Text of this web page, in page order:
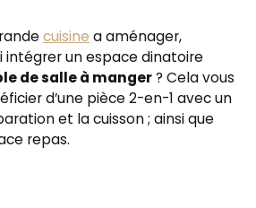
cuisine a aménager,
intégrer un espace dinatoire
de salle à manger? Cela vous
d’une pièce 2-en-1 avec un
et la cuisson ; ainsi que
repas.